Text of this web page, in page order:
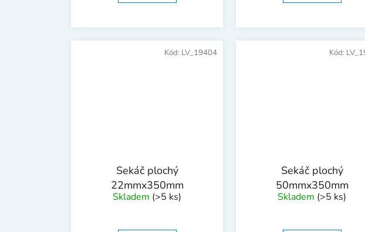
Sekáč plochý
22mmx350mm
Skladem (>5 ks)
Kód: LV_19404
Sekáč plochý
50mmx350mm
Skladem (>5 ks)
Kód: